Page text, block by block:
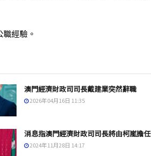
經驗。
澳門經濟財政司司長戴建業突然辭職
2026年04月16日 11:35
消息指澳門經濟財政司司長將由柯嵐擔任
2024年11月28日 14:17